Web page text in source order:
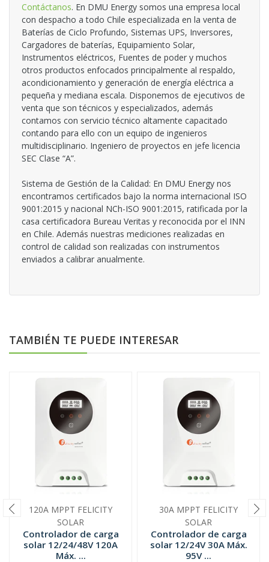
Contáctanos. En DMU Energy somos una empresa local
con despacho a todo Chile especializada en la venta de
Baterías de Ciclo Profundo, Sistemas UPS, Inversores,
Cargadores de baterías, Equipamiento Solar,
Instrumentos eléctricos, Fuentes de poder y muchos
otros productos enfocados principalmente al respaldo,
acondicionamiento y generación de energía eléctrica a
pequeña y mediana escala. Disponemos de ejecutivos de
venta que son técnicos y especializados, además
contamos con servicio técnico altamente capacitado
contando para ello con un equipo de ingenieros
multidisciplinario. Ingeniero de proyectos en jefe licencia
SEC Clase “A”.
Sistema de Gestión de la Calidad: En DMU Energy nos
encontramos certificados bajo la norma internacional ISO
9001:2015 y nacional NCh-ISO 9001:2015, ratificada por la
casa certificadora Bureau Veritas y reconocida por el INN
en Chile. Además nuestras mediciones realizadas en
control de calidad son realizadas con instrumentos
enviados a calibrar anualmente.
TAMBIÉN TE PUEDE INTERESAR
120A MPPT FELICITY
SOLAR
Controlador de carga
solar 12/24/48V 120A
Máx. ...
30A MPPT FELICITY
SOLAR
Controlador de carga
solar 12/24V 30A Máx.
95V ...